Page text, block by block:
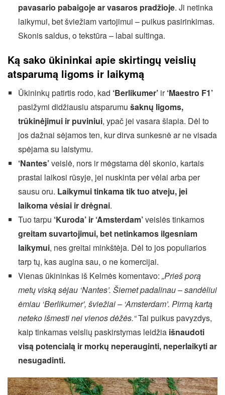
pavasario pabaigoje ar vasaros pradžioje. Ji netinka
laikymui, bet šviežiam vartojimui – puikus pasirinkimas.
Skonis saldus, o tekstūra – labai sultinga.
Ką sako ūkininkai apie skirtingų veislių
atsparumą ligoms ir laikymą
Ūkininkų patirtis rodo, kad ‘Berlikumer’ir‘Maestro F1’
pasižymi didžiausiu atsparumu šaknų ligoms,
trūkinėjimui ir puviniui, ypač jei vasara šlapia. Dėl to
jos dažnai sėjamos ten, kur dirva sunkesnė ar ne visada
spėjama su laistymu.
‘Nantes’veislė, nors ir mėgstama dėl skonio, kartais
prastai laikosi rūsyje, jei nuskinta per vėlai arba per
sausu oru. Laikymui tinkama tik tuo atveju, jei
laikoma vėsiai ir drėgnai.
Tuo tarpu ‘Kuroda’ ir ‘Amsterdam’veislės tinkamos
greitam suvartojimui, bet netinkamos ilgesniam
laikymui, nes greitai minkštėja. Dėl to jos populiarios
tarp tų, kas augina sau, o ne komercijai.
Vienas ūkininkas iš Kelmės komentavo: „Prieš porą
metų viską sėjau ‘Nantes’. Šiemet padalinau – sandėliui
ėmiau ‘Berlikumer’, šviežiai – ‘Amsterdam’. Pirmą kartą
neteko išmesti nei vienos dėžės.“Tai puikus pavyzdys,
kaip tinkamas veislių paskirstymas leidžia išnaudoti
visą potencialą ir morkų neperauginti, neperlaikyti ar
nesugadinti.